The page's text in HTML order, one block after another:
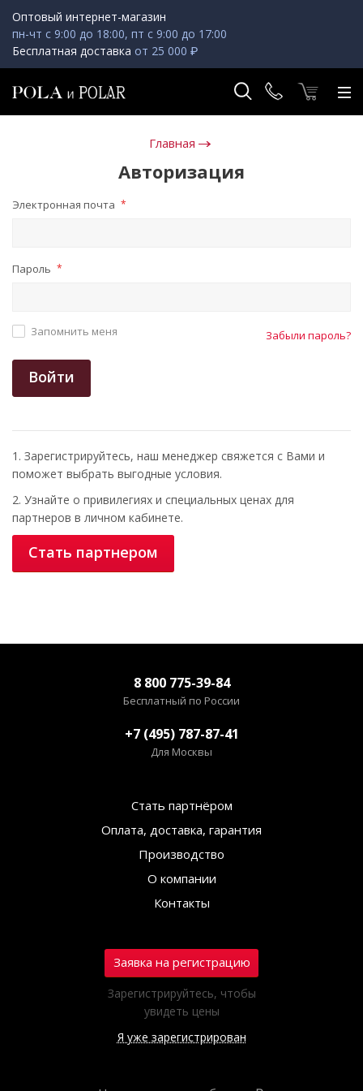
Оптовый интернет-магазин
пн-чт с 9:00 до 18:00, пт с 9:00 до 17:00
Бесплатная доставка от 25 000 ₽
Главная
Авторизация
Электронная почта *
Пароль *
Забыли пароль?
Запомнить меня
Войти
1. Зарегистрируйтесь, наш менеджер свяжется с Вами и
поможет выбрать выгодные условия.
2. Узнайте о привилегиях и специальных ценах для
партнеров в личном кабинете.
Стать партнером
8 800 775-39-84
Бесплатный по России
+7 (495) 787-87-41
Для Москвы
Стать партнёром
Оплата, доставка, гарантия
Производство
О компании
Контакты
Заявка на регистрацию
Зарегистрируйтесь, чтобы
увидеть цены
Я уже зарегистрирован